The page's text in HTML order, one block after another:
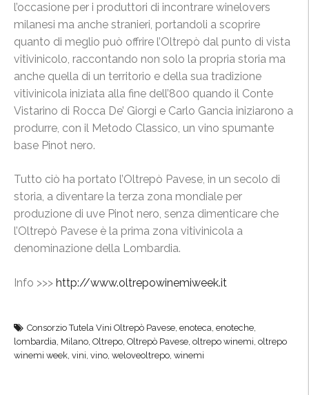
l’occasione per i produttori di incontrare winelovers
milanesi ma anche stranieri, portandoli a scoprire
quanto di meglio può offrire l’Oltrepò dal punto di vista
vitivinicolo, raccontando non solo la propria storia ma
anche quella di un territorio e della sua tradizione
vitivinicola iniziata alla fine dell’800 quando il Conte
Vistarino di Rocca De’ Giorgi e Carlo Gancia iniziarono a
produrre, con il Metodo Classico, un vino spumante
base Pinot nero.
Tutto ciò ha portato l’Oltrepò Pavese, in un secolo di
storia, a diventare la terza zona mondiale per
produzione di uve Pinot nero, senza dimenticare che
l’Oltrepò Pavese è la prima zona vitivinicola a
denominazione della Lombardia.
Info >>> http://www.oltrepowinemiweek.it
Consorzio Tutela Vini Oltrepò Pavese, enoteca, enoteche,
lombardia, Milano, Oltrepo, Oltrepò Pavese, oltrepo winemi, oltrepo
winemi week, vini, vino, weloveoltrepo, winemi